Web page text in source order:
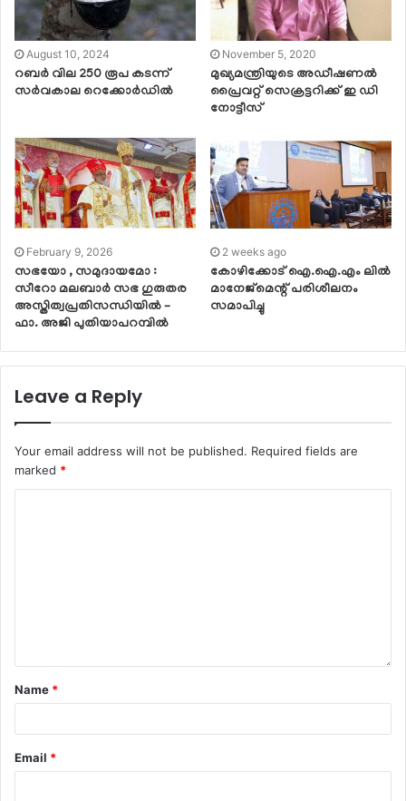
August 10, 2024
റബര്‍ വില 250 രൂപ കടന്ന്
സര്‍വകാല റെക്കോര്‍ഡില്‍
November 5, 2020
മുഖ്യമന്ത്രിയുടെ അഡീഷണല്‍
പ്രൈവറ്റ് സെക്രട്ടറിക്ക് ഇ ഡി
നോട്ടീസ്‌
February 9, 2026
സഭയോ , സമുദായമോ :
സീറോ മലബാർ സഭ ഗുരുതര
അസ്തിത്വപ്രതിസന്ധിയിൽ –
ഫാ. അജി പുതിയാപറമ്പിൽ
2 weeks ago
കോഴിക്കോട് ഐ.ഐ.എം ലിൽ
മാനേജ്മെന്റ് പരിശീലനം
സമാപിച്ചു
Leave a Reply
Your email address will not be published. Required fields are
marked *
Name *
Email *